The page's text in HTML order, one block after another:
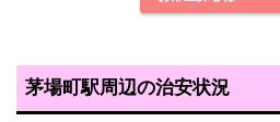
茅場町駅周辺の治安状況